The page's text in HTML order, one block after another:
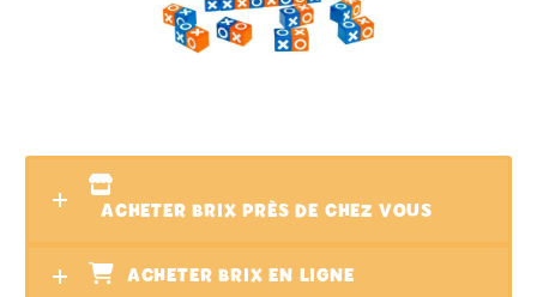
ACHETER BRIX PRÈS DE CHEZ VOUS
ACHETER BRIX EN LIGNE